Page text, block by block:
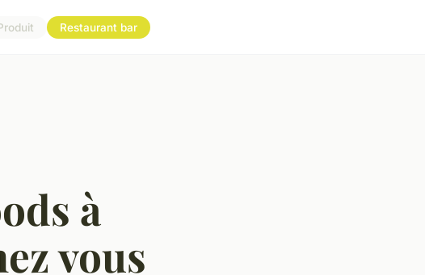
Restaurant bar
à
vous